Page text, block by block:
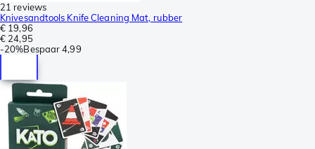
21 reviews
Knivesandtools Knife Cleaning Mat, rubber
€ 19,96
€ 24,95
-20%Bespaar 4,99